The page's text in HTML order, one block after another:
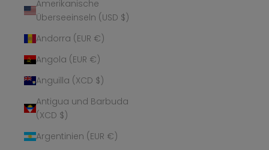
Amerikanische
Überseeinseln (USD $)
Andorra (EUR €)
Angola (EUR €)
Anguilla (XCD $)
Antigua und Barbuda
(XCD $)
Argentinien (EUR €)